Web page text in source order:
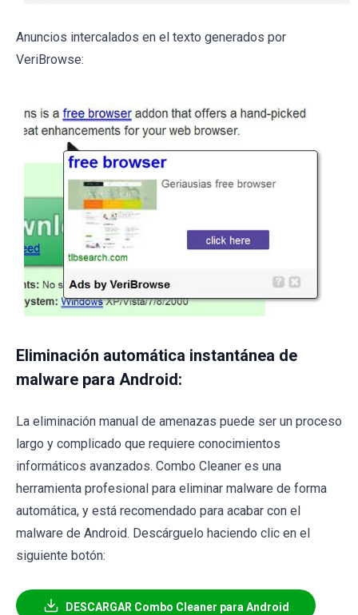
Anuncios intercalados en el texto generados por
VeriBrowse:
Eliminación automática instantánea de
malware para Android:
La eliminación manual de amenazas puede ser un proceso
largo y complicado que requiere conocimientos
informáticos avanzados. Combo Cleaner es una
herramienta profesional para eliminar malware de forma
automática, y está recomendado para acabar con el
malware de Android. Descárguelo haciendo clic en el
siguiente botón:
DESCARGAR Combo Cleaner para Android